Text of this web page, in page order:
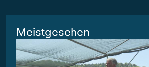
Meistgesehen